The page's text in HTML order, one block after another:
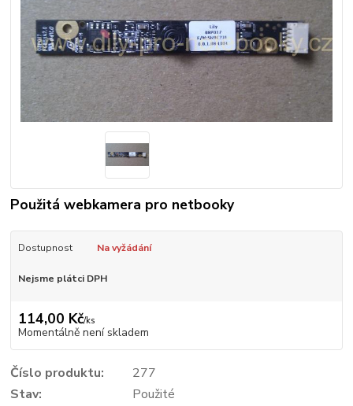
Použitá webkamera pro netbooky
Dostupnost Na vyžádání
Nejsme plátci DPH
114,00 Kč/ks
Momentálně není skladem
Číslo produktu:
277
Stav:
Použité